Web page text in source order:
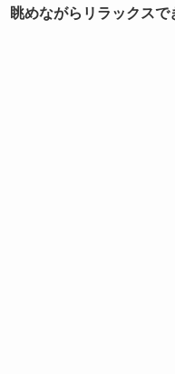
眺めながらリラックスで